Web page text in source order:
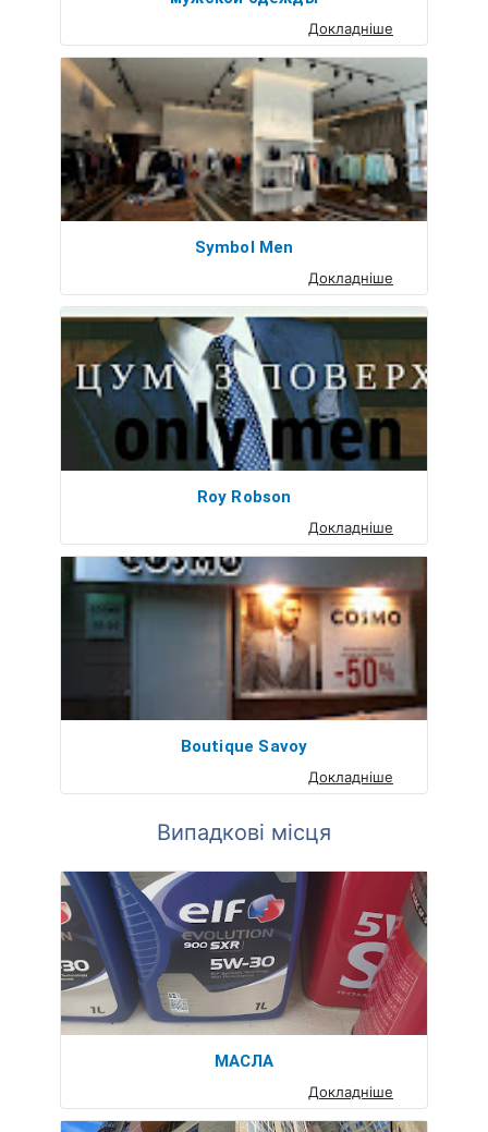
Докладніше
Symbol Men
Докладніше
Roy Robson
Докладніше
Boutique Savoy
Докладніше
Випадкові місця
МАСЛА
Докладніше